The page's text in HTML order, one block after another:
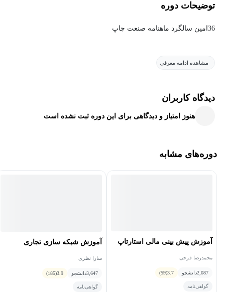
توضیحات دوره
36امین سالگرد ماهنامه صنعت چاپ
مشاهده ادامه معرفی
دیدگاه کاربران
هنوز امتیاز و دیدگاهی برای این دوره ثبت نشده است
دوره‌های مشابه
آموزش پیش بینی مالی استارتاپ
محمدرضا فرحی
2,087دانشجو 3.7
(59)
گواهی‌نامه
آموزش شبکه سازی تجاری
سارا نظری
3,647دانشجو 3.9
(185)
گواهی‌نامه